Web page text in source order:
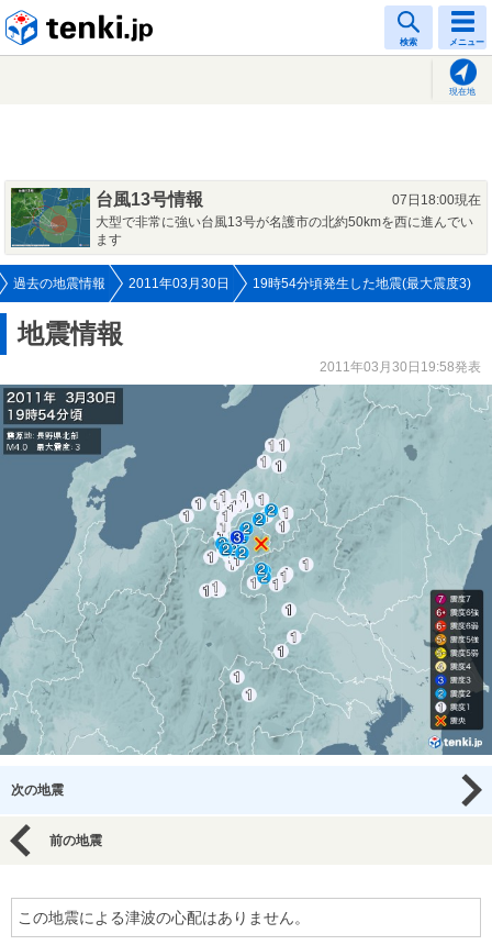
検索 メニュー
現在地
台風13号情報
07日18:00現在
大型で非常に強い台風13号が名護市の北約50kmを西に進んでい
ます
過去の地震情報 2011年03月30日 19時54分頃発生した地震(最大震度3)
地震情報
2011年03月30日19:58発表
次の地震
前の地震
この地震による津波の心配はありません。